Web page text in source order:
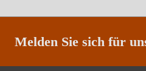
Traubenfarbe
Weinart
Melden Sie sich für